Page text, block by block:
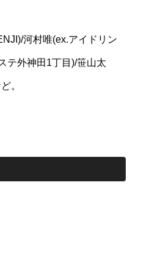
河村唯(ex.アイドリン
テ外神田1丁目)/笹山太
。